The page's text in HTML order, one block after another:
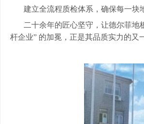
建立全流程质检体系，确保每一块
二十余年的匠心坚守，让德尔菲
杆企业” 的加冕，正是其品质实力的又